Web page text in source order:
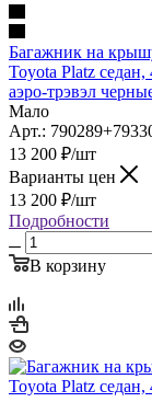
Багажник на
Toyota Platz
аэро-трэвэл
Мало
Арт.:
13 200 ₽/шт
Варианты цен
13 200 ₽/шт
Подробности
В корзину